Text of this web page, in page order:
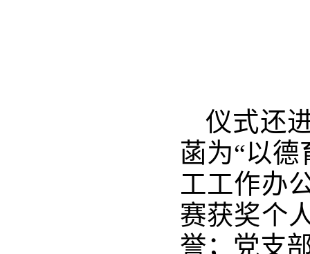
仪式还
菡为“以德
工工作办
赛获奖个
誉；党支